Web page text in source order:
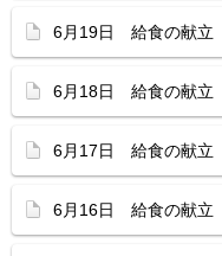
6月19日 給食の献立
6月18日 給食の献立
6月17日 給食の献立
6月16日 給食の献立